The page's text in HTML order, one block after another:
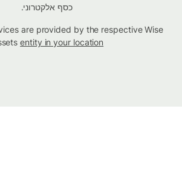
כסף אלקטרוני.
are provided by the respective Wise
Assetsentity in your location